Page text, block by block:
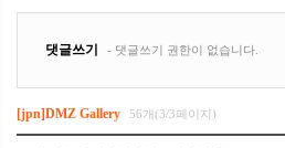
[jpn]DMZ Gallery 56개(3/3페이지)